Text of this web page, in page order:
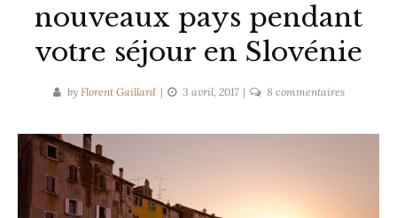
nouveaux pays pendant
votre séjour en Slovénie
by Florent Gaillard 3 avril, 2017 8 commentairessur